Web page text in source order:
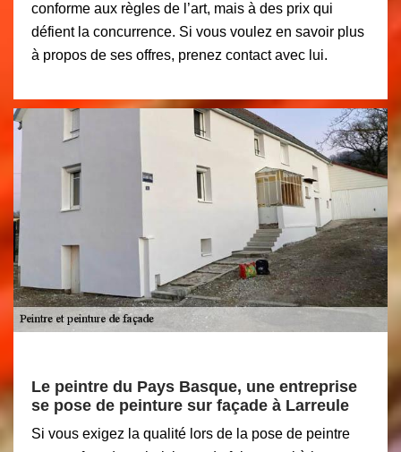
conforme aux règles de l’art, mais à des prix qui
défient la concurrence. Si vous voulez en savoir plus
à propos de ses offres, prenez contact avec lui.
Le peintre du Pays Basque, une entreprise
se pose de peinture sur façade à Larreule
Si vous exigez la qualité lors de la pose de peintre